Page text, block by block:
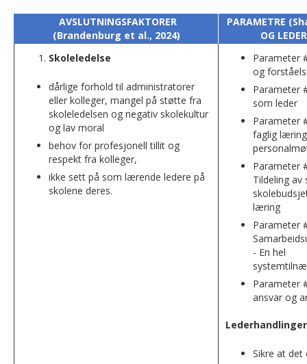
AVSLUTNINGSFAKTORER
(Brandenburg et al., 2024)
PARAMETRE
OG
Skoleledelse
dårlige forhold til administratorer
eller kolleger, mangel på støtte fra
skoleledelsen og negativ skolekultur
og lav moral
behov for profesjonell tillit og
respekt fra kolleger,
ikke sett på som lærende ledere på
skolene deres.
Parameter
og
Parameter
som leder
Parameter
faglig
Parameter
Tildeling av
læring
Parameter
- En hel
Parameter
ansvar og
Sikre at det